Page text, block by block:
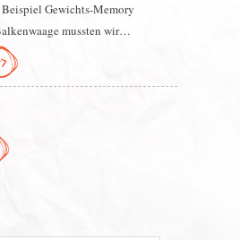
Gewichts-Memory
mussten wir…